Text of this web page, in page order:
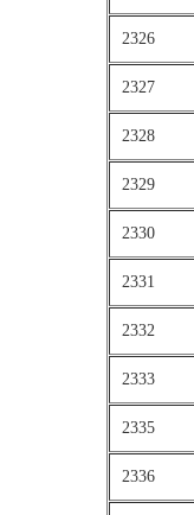
2326
2327
2328
2329
2330
2331
2332
2333
2335
2336